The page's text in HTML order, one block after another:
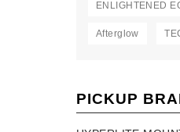
ENLIGHTENED
Afterglow
PICKUP